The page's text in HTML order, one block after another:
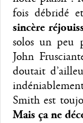
fois débridé
sincère
solos un peu
John
doutait
Smith est
Mais ça ne